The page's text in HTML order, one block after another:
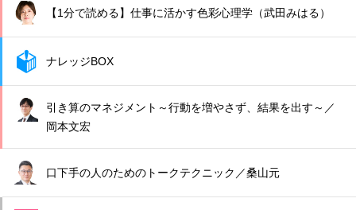
【1分で読める】仕事に活かす色彩心理学（武田みはる）
ナレッジBOX
引き算のマネジメント～行動を増やさず、結果を出す～／
岡本文宏
口下手の人のためのトークテクニック／桑山元